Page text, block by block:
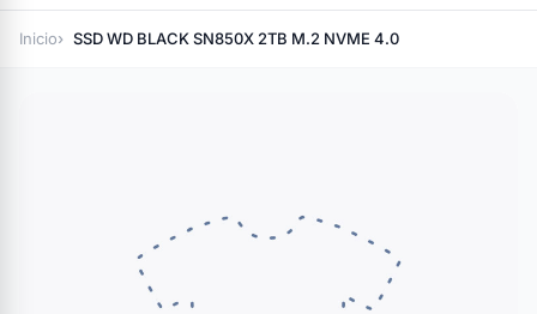
Inicio SSD WD BLACK SN850X 2TB M.2 NVME 4.0